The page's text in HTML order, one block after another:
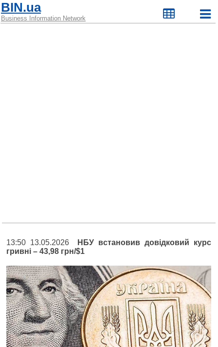
BIN.ua
Business Information Network
13:50 13.05.2026
НБУ встановив довідковий курс
гривні – 43,98 грн/$1